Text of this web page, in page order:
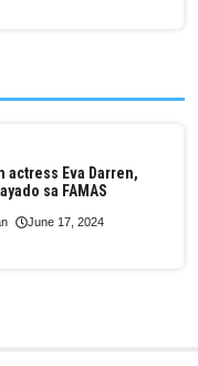
actress Eva Darren,
sa FAMAS
June 17, 2024